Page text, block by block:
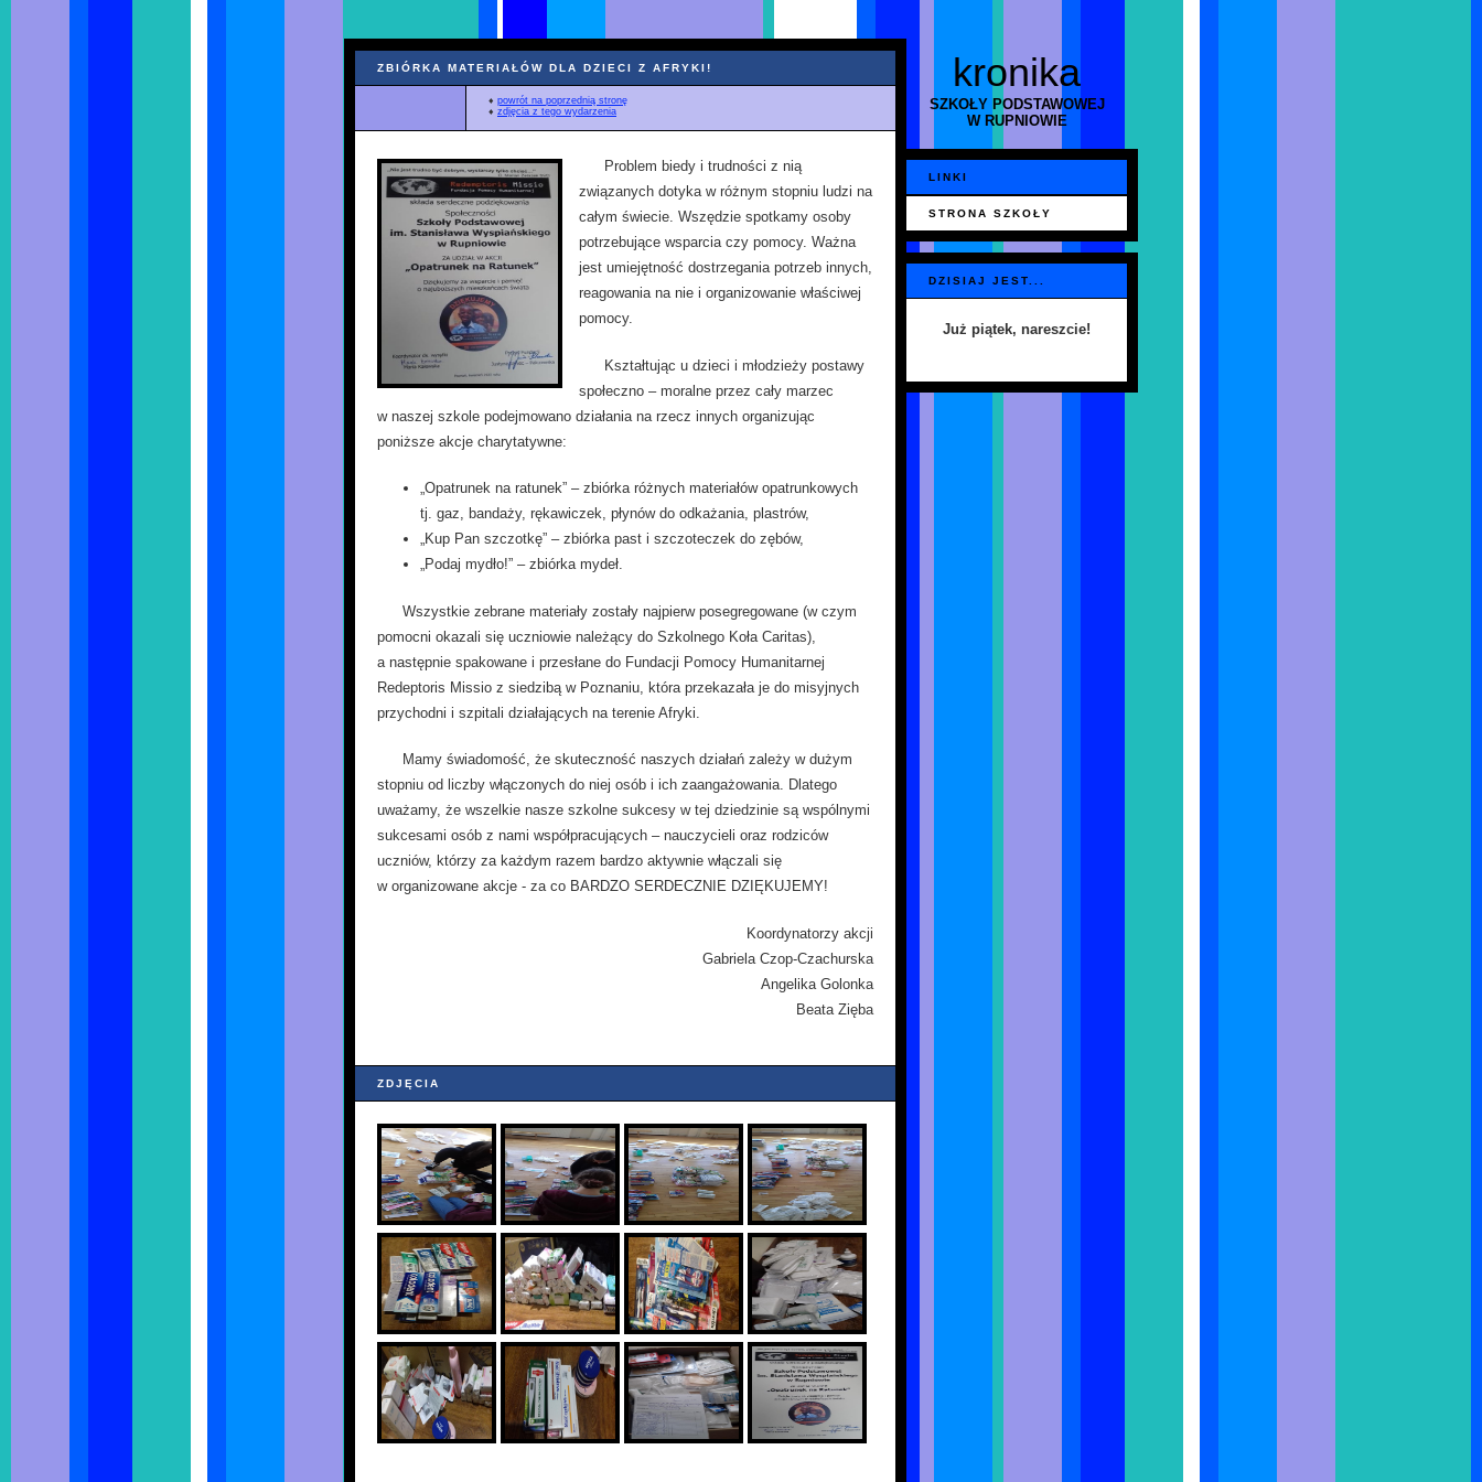
kronika
SZKOŁY PODSTAWOWEJ
W RUPNIOWIE
ZBIÓRKA MATERIAŁÓW DLA DZIECI Z AFRYKI!
♦ powrót na poprzednią stronę
♦ zdjęcia z tego wydarzenia
Problem biedy i trudności z nią
związanych dotyka w różnym stopniu ludzi na
całym świecie. Wszędzie spotkamy osoby
potrzebujące wsparcia czy pomocy. Ważna
jest umiejętność dostrzegania potrzeb innych,
reagowania na nie i organizowanie właściwej
pomocy.
Kształtując u dzieci i młodzieży postawy
społeczno – moralne przez cały marzec
w naszej szkole podejmowano działania na rzecz innych organizując
poniższe akcje charytatywne:
„Opatrunek na ratunek” – zbiórka różnych materiałów opatrunkowych
tj. gaz, bandaży, rękawiczek, płynów do odkażania, plastrów,
„Kup Pan szczotkę” – zbiórka past i szczoteczek do zębów,
„Podaj mydło!” – zbiórka mydeł.
Wszystkie zebrane materiały zostały najpierw posegregowane (w czym
pomocni okazali się uczniowie należący do Szkolnego Koła Caritas),
a następnie spakowane i przesłane do Fundacji Pomocy Humanitarnej
Redeptoris Missio z siedzibą w Poznaniu, która przekazała je do misyjnych
przychodni i szpitali działających na terenie Afryki.
Mamy świadomość, że skuteczność naszych działań zależy w dużym
stopniu od liczby włączonych do niej osób i ich zaangażowania. Dlatego
uważamy, że wszelkie nasze szkolne sukcesy w tej dziedzinie są wspólnymi
sukcesami osób z nami współpracujących – nauczycieli oraz rodziców
uczniów, którzy za każdym razem bardzo aktywnie włączali się
w organizowane akcje - za co BARDZO SERDECZNIE DZIĘKUJEMY!
Koordynatorzy akcji
Gabriela Czop-Czachurska
Angelika Golonka
Beata Zięba
ZDJĘCIA
LINKI
STRONA SZKOŁY
DZISIAJ JEST...
Już piątek, nareszcie!